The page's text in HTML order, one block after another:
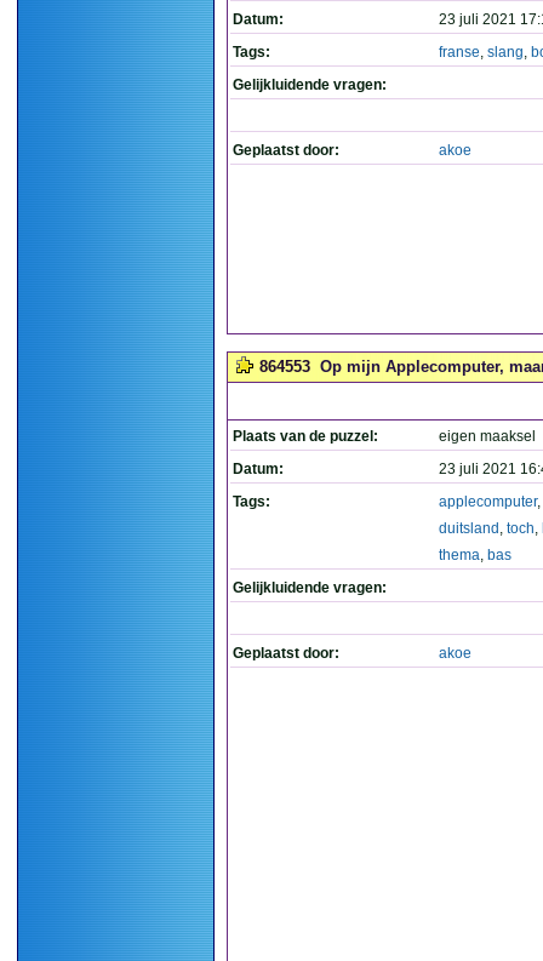
Datum:
23 juli 2021
Tags:
franse, slang,
Gelijkluidende vragen:
Geplaatst door: akoe
864553 Op mijn Applecomputer,
Plaats van de puzzel:
eigen maaksel
Datum:
23 juli 2021
Tags:
applecomputer,
duitsland , toch,
thema, bas
Gelijkluidende vragen:
Geplaatst door: akoe